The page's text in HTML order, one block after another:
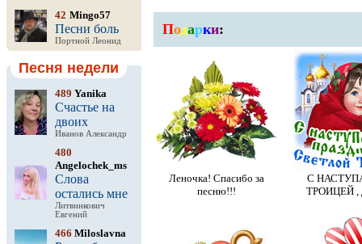
42 Mingo57
Песни боль
Портной Леонид
Песня недели
489 Yanika
Счастье на
двоих
Иванов Александр
480
Angelochek_ms
Слова
остались мне
Литвинкович
Евгений
466 Miloslavna
Подарки:
Леночка! Спасибо за
песню!!!
С
ТРОИЦЕЙ ,